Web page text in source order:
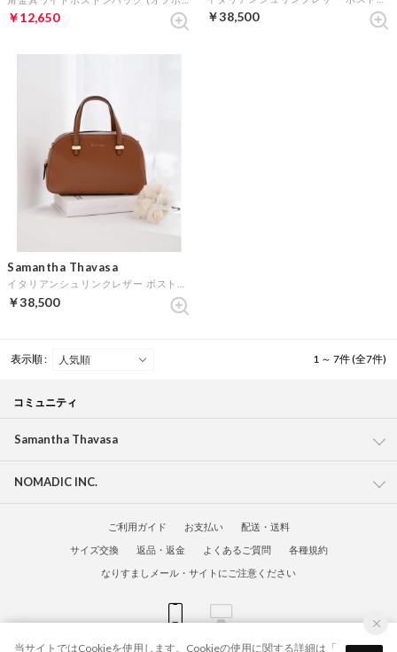
￥12,650 ￥38,500
Samantha Thavasa
￥38,500
表示順 : 1 ～ 7件 (全7件)
コミュニティ
Samantha Thavasa
NOMADIC INC.
ご利用ガイド お支払い
配送・送料
サイズ交換
返品・返金 よくあるご質問
各種規約
なりすましメール・サイトにご注意ください
当サイトではCookieを使用します。Cookieの使用に関する詳細は「